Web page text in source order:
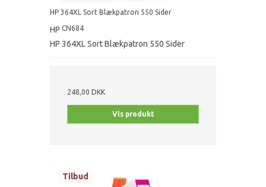
HP 364XL Sort Blækpatron 550 Sider
HP CN684
HP 364XL Sort Blækpatron 550 Sider
248,00 DKK
Vis produkt
Tilbud